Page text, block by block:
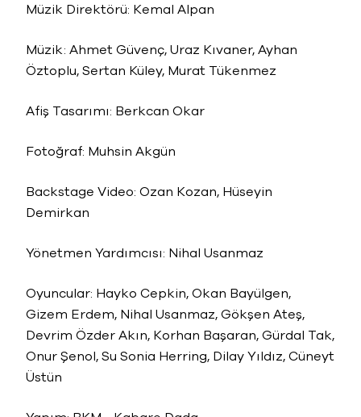
Müzik Direktörü: Kemal Alpan
Müzik: Ahmet Güvenç, Uraz Kıvaner, Ayhan
Öztoplu, Sertan Küley, Murat Tükenmez
Afiş Tasarımı: Berkcan Okar
Fotoğraf: Muhsin Akgün
Backstage Video: Ozan Kozan, Hüseyin
Demirkan
Yönetmen Yardımcısı: Nihal Usanmaz
Oyuncular: Hayko Cepkin, Okan Bayülgen,
Gizem Erdem, Nihal Usanmaz, Gökşen Ateş,
Devrim Özder Akın, Korhan Başaran, Gürdal Tak,
Onur Şenol, Su Sonia Herring, Dilay Yıldız, Cüneyt
Üstün